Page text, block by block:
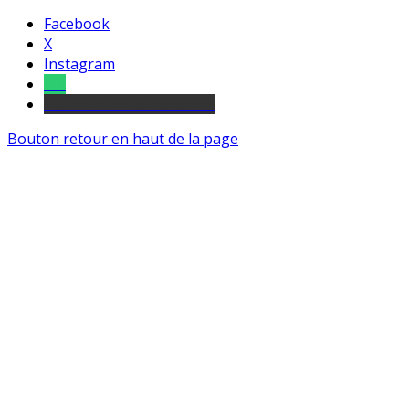
Facebook
X
Instagram
Bouton retour en haut de la page